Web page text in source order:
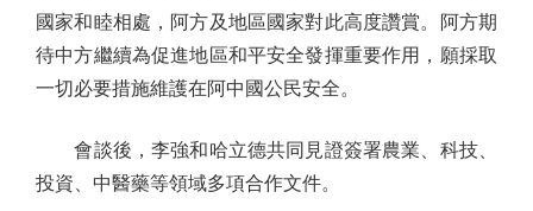
國家和睦相處，阿方及地區國家對此高度讚賞。阿方期
待中方繼續為促進地區和平安全發揮重要作用，願採取
一切必要措施維護在阿中國公民安全。
會談後，李強和哈立德共同見證簽署農業、科技、
投資、中醫藥等領域多項合作文件。